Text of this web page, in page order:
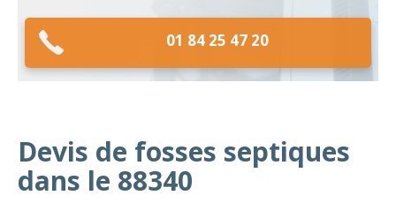
01 84 25 47 20
Devis de fosses septiques
dans le 88340